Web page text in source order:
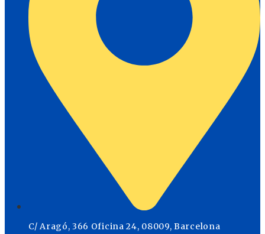
C/ Aragó, 366 Oficina 24, 08009, Barcelona